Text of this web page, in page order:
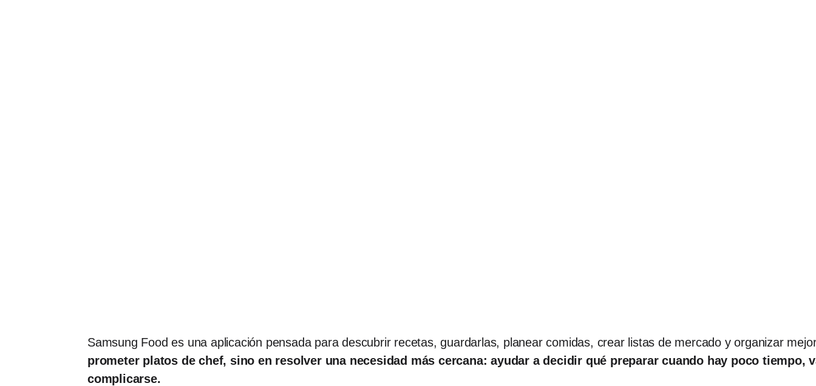
Samsung Food es una aplicación pensada para descubrir recetas, guardarlas, planear comidas, crear listas de mercado y organizar
prometer platos de chef, sino en resolver una necesidad más cercana: ayudar a decidir qué preparar cuando hay poco tiempo,
complicarse.